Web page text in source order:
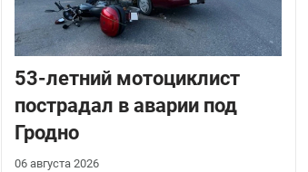
53-летний мотоциклист
пострадал в аварии под
Гродно
06 августа 2026